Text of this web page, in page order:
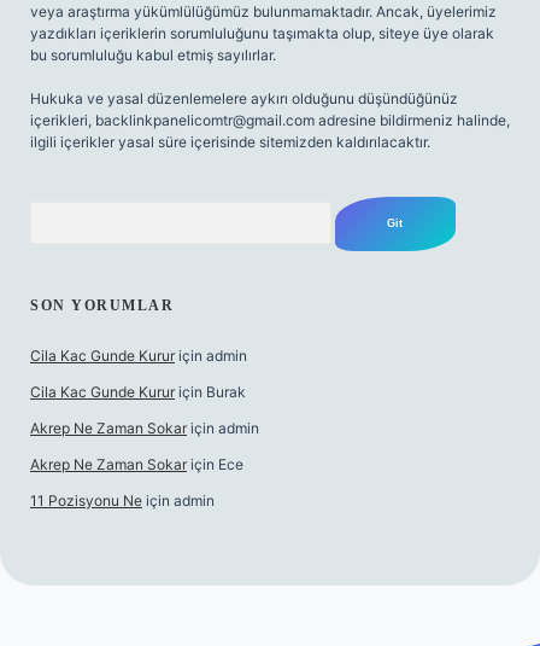
veya araştırma yükümlülüğümüz bulunmamaktadır. Ancak, üyelerimiz
yazdıkları içeriklerin sorumluluğunu taşımakta olup, siteye üye olarak
bu sorumluluğu kabul etmiş sayılırlar.
Hukuka ve yasal düzenlemelere aykırı olduğunu düşündüğünüz
içerikleri, backlinkpanelicomtr@gmail.com adresine bildirmeniz halinde,
ilgili içerikler yasal süre içerisinde sitemizden kaldırılacaktır.
SON YORUMLAR
Cila Kac Gunde Kurur için admin
Cila Kac Gunde Kurur için Burak
Akrep Ne Zaman Sokar için admin
Akrep Ne Zaman Sokar için Ece
11 Pozisyonu Ne için admin